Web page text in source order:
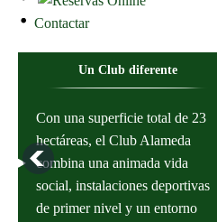
Contactar
Un Club diferente
Con una superficie total de 23
hectáreas, el Club Alameda
combina una animada vida
social, instalaciones deportivas
de primer nivel y un entorno